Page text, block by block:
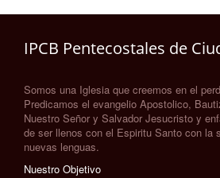
IPCB Pentecostales de
Somos una Iglesia que creemos en el
Predicamos el evangelio Apostolico,
Nuestro Señor y Salvador Jesucristo y
de ser llenos con el Espiritu Santo con la
nuevas lenguas.
Nuestro Objetivo